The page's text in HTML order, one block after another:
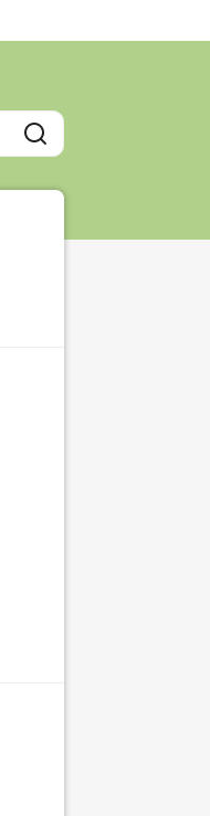
Sök
supportlänkar